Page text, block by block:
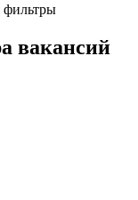
фильтры
вакансий